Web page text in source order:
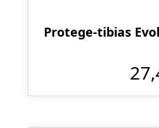
Protege-tibias